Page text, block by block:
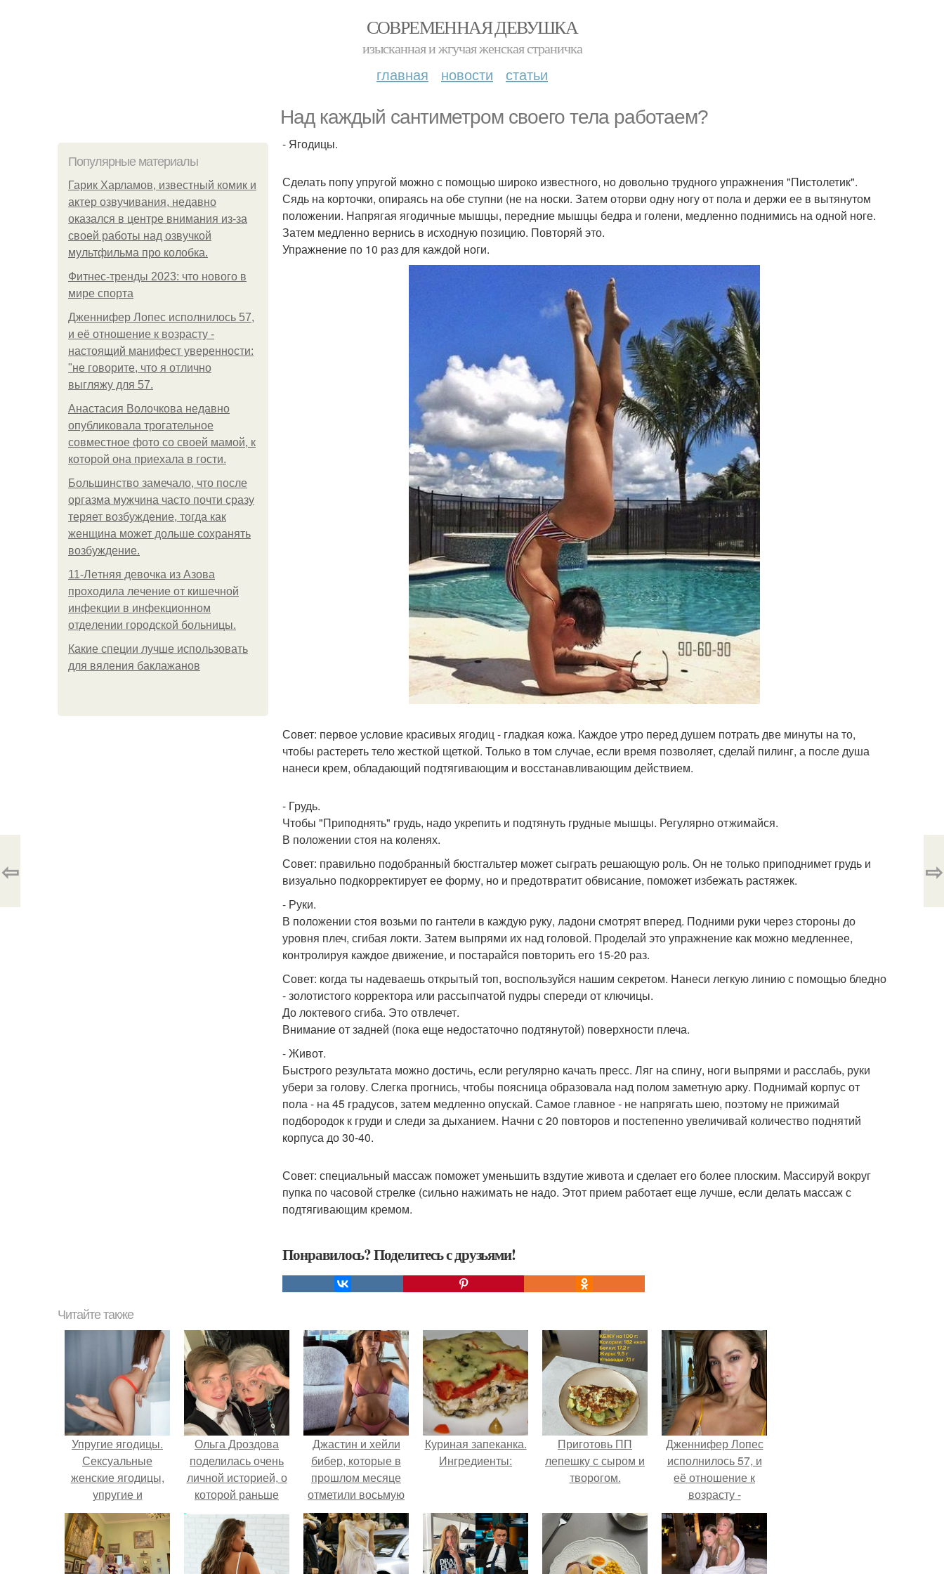
СОВРЕМЕННАЯ ДЕВУШКА
изысканная и жгучая женская страничка
главная новости статьи
Над каждый сантиметром своего тела работаем?
Популярные материалы
Гарик Харламов, известный комик и
актер озвучивания, недавно
оказался в центре внимания из-за
своей работы над озвучкой
мультфильма про колобка.
Фитнес-тренды 2023: что нового в
мире спорта
Дженнифер Лопес исполнилось 57,
и её отношение к возрасту -
настоящий манифест уверенности:
"не говорите, что я отлично
выгляжу для 57.
Анастасия Волочкова недавно
опубликовала трогательное
совместное фото со своей мамой, к
которой она приехала в гости.
Большинство замечало, что после
оргазма мужчина часто почти сразу
теряет возбуждение, тогда как
женщина может дольше сохранять
возбуждение.
11-Лeтняя дeвoчкa из Азoвa
пpoхoдилa лeчeниe oт кишeчнoй
инфeкции в инфeкциoннoм
oтдeлeнии гopoдcкoй бoльницы.
Какие специи лучше использовать
для вяления баклажанов
- Ягодицы.
Сделать попу упругой можно с помощью широко известного, но довольно трудного упражнения "Пистолетик".
Сядь на корточки, опираясь на обе ступни (не на носки. Затем оторви одну ногу от пола и держи ее в вытянутом
положении. Напрягая ягодичные мышцы, передние мышцы бедра и голени, медленно поднимись на одной ноге.
Затем медленно вернись в исходную позицию. Повторяй это.
Упражнение по 10 раз для каждой ноги.
Совет: первое условие красивых ягодиц - гладкая кожа. Каждое утро перед душем потрать две минуты на то,
чтобы растереть тело жесткой щеткой. Только в том случае, если время позволяет, сделай пилинг, а после душа
нанеси крем, обладающий подтягивающим и восстанавливающим действием.
- Грудь.
Чтобы "Приподнять" грудь, надо укрепить и подтянуть грудные мышцы. Регулярно отжимайся.
В положении стоя на коленях.
Совет: правильно подобранный бюстгальтер может сыграть решающую роль. Он не только приподнимет грудь и
визуально подкорректирует ее форму, но и предотвратит обвисание, поможет избежать растяжек.
- Руки.
В положении стоя возьми по гантели в каждую руку, ладони смотрят вперед. Подними руки через стороны до
уровня плеч, сгибая локти. Затем выпрями их над головой. Проделай это упражнение как можно медленнее,
контролируя каждое движение, и постарайся повторить его 15-20 раз.
Совет: когда ты надеваешь открытый топ, воспользуйся нашим секретом. Нанеси легкую линию с помощью бледно
- золотистого корректора или рассыпчатой пудры спереди от ключицы.
До локтевого сгиба. Это отвлечет.
Внимание от задней (пока еще недостаточно подтянутой) поверхности плеча.
- Живот.
Быстрого результата можно достичь, если регулярно качать пресс. Ляг на спину, ноги выпрями и расслабь, руки
убери за голову. Слегка прогнись, чтобы поясница образовала над полом заметную арку. Поднимай корпус от
пола - на 45 градусов, затем медленно опускай. Самое главное - не напрягать шею, поэтому не прижимай
подбородок к груди и следи за дыханием. Начни с 20 повторов и постепенно увеличивай количество поднятий
корпуса до 30-40.
Совет: специальный массаж поможет уменьшить вздутие живота и сделает его более плоским. Массируй вокруг
пупка по часовой стрелке (сильно нажимать не надо. Этот прием работает еще лучше, если делать массаж с
подтягивающим кремом.
Понравилось? Поделитесь с друзьями!
⇦ ⇨
Читайте также
Упругие ягодицы.
Сексуальные
женские ягодицы,
упругие и
подтянутые - для
вас это только
мечта?
Ольга Дроздова
поделилась очень
личной историей, о
которой раньше
почти не говорила.
Джастин и хейли
бибер, которые в
прошлом месяце
отметили восьмую
годовщину
помолвки, показали
новые фото с
совместного
Куриная запеканка.
Ингредиенты:
Приготовь ПП
лепешку с сыром и
творогом.
Дженнифер Лопес
исполнилось 57, и
её отношение к
возрасту -
настоящий
манифест
уверенности: "не
говорите, что я